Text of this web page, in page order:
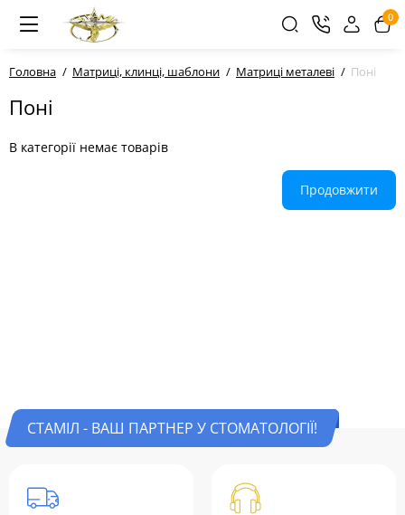
0
Головна Матриці, клинці, шаблони Матриці металеві Поні
Поні
В категорії немає товарів
Продовжити
СТАМІЛ - ВАШ ПАРТНЕР У СТОМАТОЛОГІЇ!